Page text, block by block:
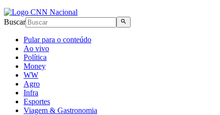
Buscar
Pular para o conteúdo
Ao vivo
Política
Money
WW
Agro
Infra
Esportes
Viagem & Gastronomia